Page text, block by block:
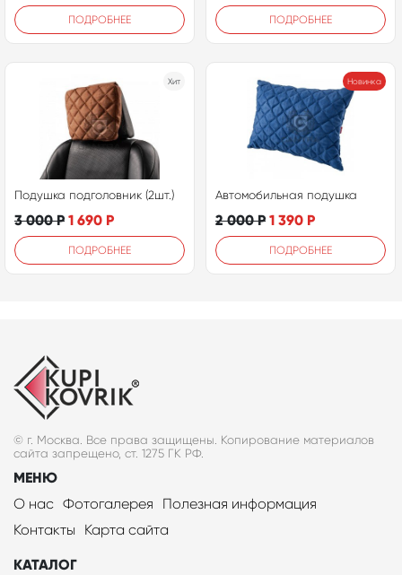
ПОДРОБНЕЕ ПОДРОБНЕЕ
Хит
Подушка подголовник (2шт.)
3 000Р 1 690 Р
ПОДРОБНЕЕ
Новинка
Автомобильная подушка
2 000Р 1 390 Р
ПОДРОБНЕЕ
© г. Москва. Все права защищены. Копирование материалов
сайта запрещено, ст. 1275 ГК РФ.
МЕНЮ
О нас Фотогалерея
Полезная информация
Контакты
Карта сайта
КАТАЛОГ